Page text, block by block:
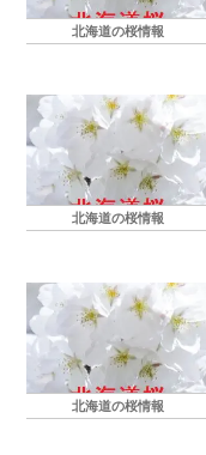
北海道の桜情報
北海道の桜情報
北海道の桜情報